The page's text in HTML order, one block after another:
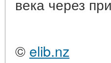
века через
© elib.nz